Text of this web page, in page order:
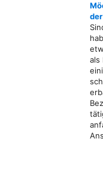
als